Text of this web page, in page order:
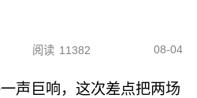
阅读 11382 08-04
声巨响，这次差点把两场